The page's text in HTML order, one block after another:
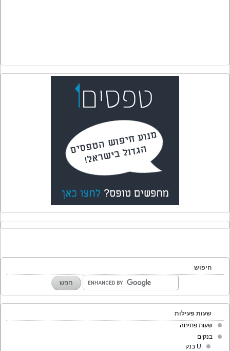
חיפוש
שעות פעילות
שעות פתיחה
בנקים
U בנק